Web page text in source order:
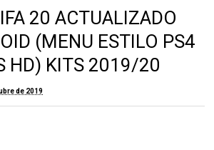
20 ACTUALIZADO
(MENU ESTILO PS4
HD) KITS 2019/20
de 2019